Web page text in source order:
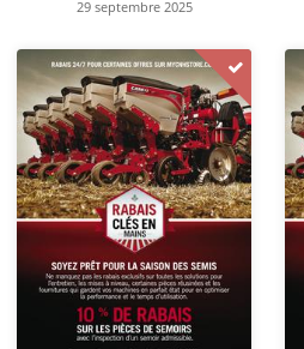
29 septembre 2025